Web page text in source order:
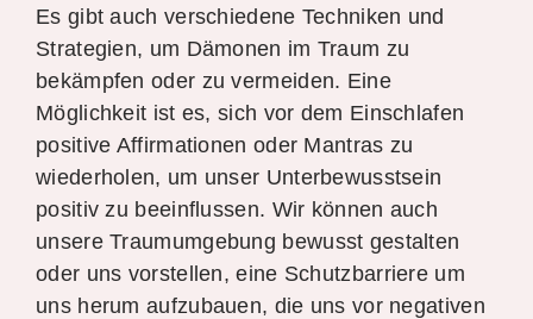
Es gibt auch verschiedene Techniken und
Strategien, um Dämonen im Traum zu
bekämpfen oder zu vermeiden. Eine
Möglichkeit ist es, sich vor dem Einschlafen
positive Affirmationen oder Mantras zu
wiederholen, um unser Unterbewusstsein
positiv zu beeinflussen. Wir können auch
unsere Traumumgebung bewusst gestalten
oder uns vorstellen, eine Schutzbarriere um
uns herum aufzubauen, die uns vor negativen